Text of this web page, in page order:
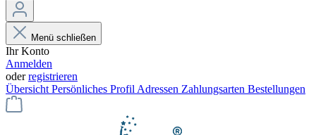
Menü schließen
Ihr Konto
Anmelden
oderregistrieren
Übersicht Persönliches Profil Adressen Zahlungsarten Bestellungen